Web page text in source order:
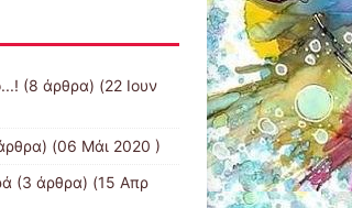
(8 άρθρα) (22 Ιουν
(06 Μάι 2020 )
(3 άρθρα) (15 Απρ